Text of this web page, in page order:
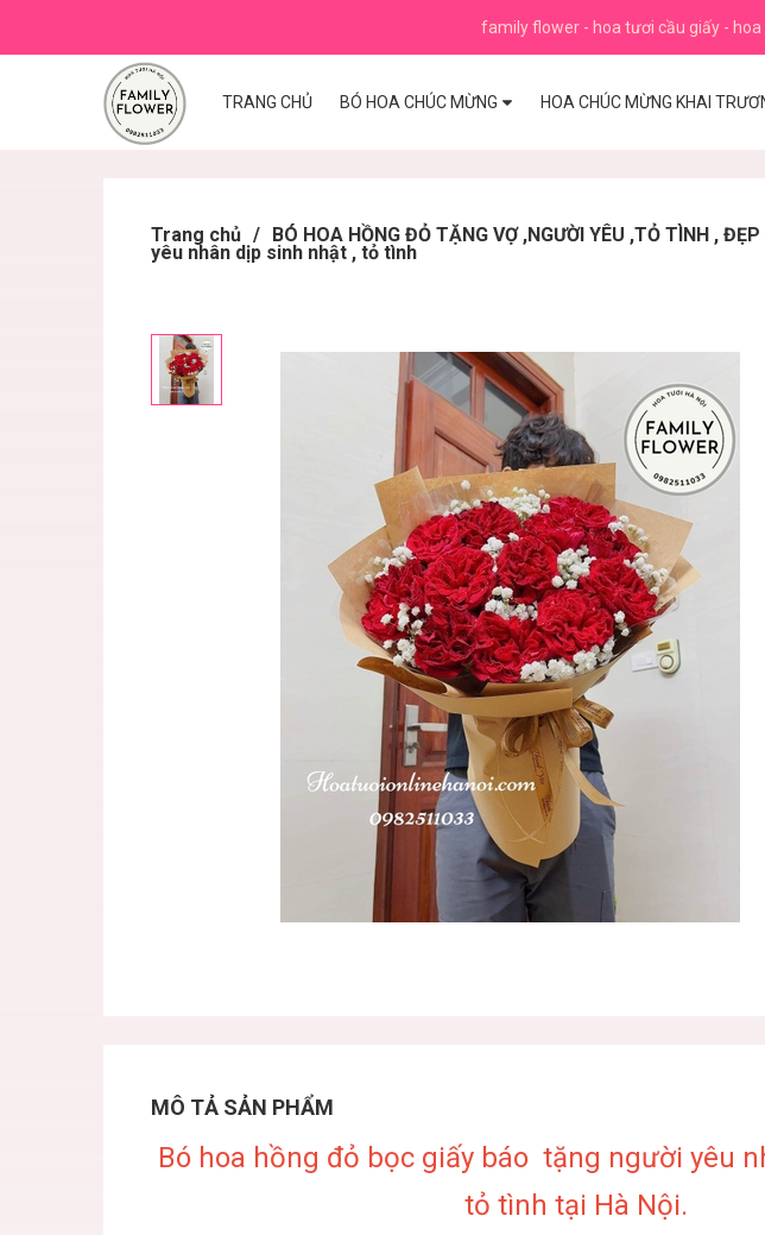
family flower - hoa tươi cầu giấy - hoa
TRANG CHỦ BÓ HOA CHÚC MỪNG HOA CHÚC MỪNG KHAI
Trang chủ / BÓ HOA HỒNG ĐỎ TẶNG VỢ ,NGƯỜI YÊU ,TỎ TÌNH ,
yêu nhân dịp sinh nhật , tỏ tình
MÔ TẢ SẢN PHẨM
Bó hoa hồng đỏ bọc giấy báo tặng người yêu
tỏ tình tại Hà Nội.